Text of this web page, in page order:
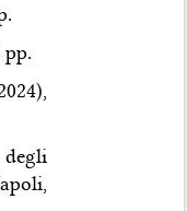
pp.